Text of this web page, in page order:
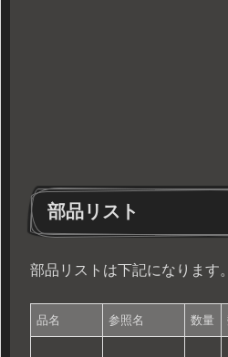
部品リスト
部品リストは下記になります。
品名 参照名 数量